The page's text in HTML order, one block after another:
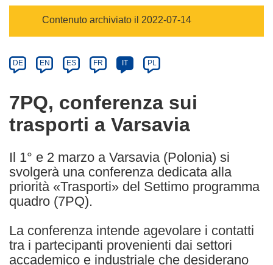
category
Contenuto archiviato il 2022-07-14
Article
available
the
following
languages:
DE EN ES FR IT PL
7PQ, conferenza sui
trasporti a Varsavia
Il 1° e 2 marzo a Varsavia (Polonia) si
svolgerà una conferenza dedicata alla
priorità «Trasporti» del Settimo programma
quadro (7PQ).
La conferenza intende agevolare i contatti
tra i partecipanti provenienti dai settori
accademico e industriale che desiderano